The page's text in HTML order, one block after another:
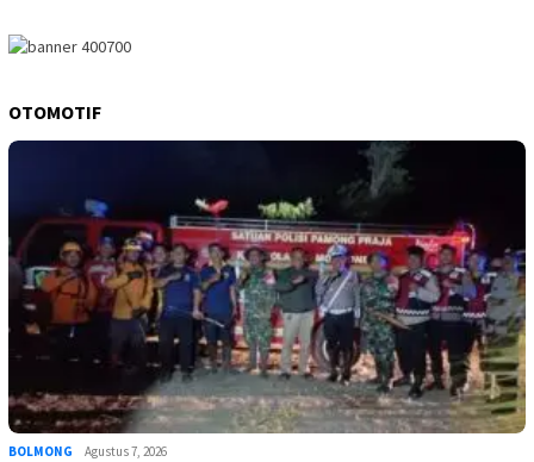
OTOMOTIF
BOLMONG Agustus 7, 2026